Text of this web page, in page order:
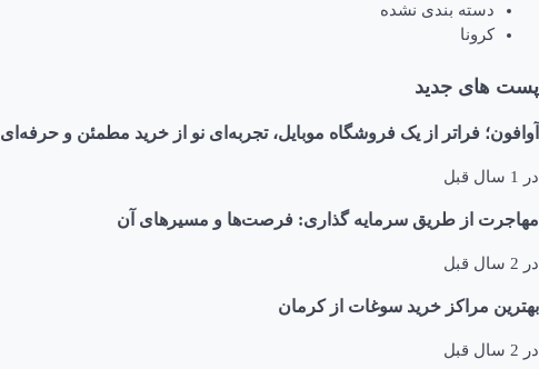
دسته بندی نشده
کرونا
پست های جدید
آوافون؛ فراتر از یک فروشگاه موبایل، تجربه‌ای نو از خرید مطمئن و حرفه‌ای
در 1 سال قبل
مهاجرت از طریق سرمایه گذاری: فرصت‌ها و مسیرهای آن
در 2 سال قبل
بهترین مراکز خرید سوغات از کرمان
در 2 سال قبل